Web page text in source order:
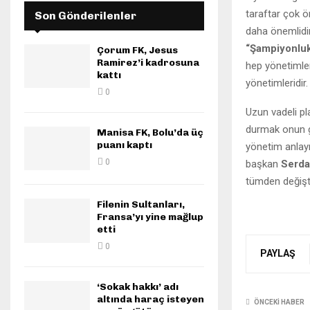
taraftar çok
daha
hep
yönetimleridir.
Uzun vadeli
durmak onun
yönetim
başkan
tümden
PAYLAŞ
ÖNCEKI HABER
Son Gönderilenler
Çorum FK, Jesus
Ramirez’i kadrosuna
kattı
0
Manisa FK, Bolu’da üç
puanı kaptı
0
Filenin Sultanları,
Fransa’yı yine mağlup
etti
0
‘Sokak hakkı’ adı
altında haraç isteyen